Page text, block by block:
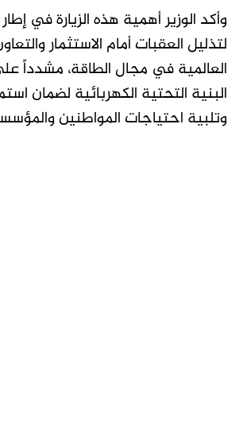
وأكد الوزير أهمية هذه الزيارة في
لتذليل العقبات أمام الاستثمار
العالمية في مجال الطاقة، مشدداً
البنية التحتية الكهربائية لضمان
وتلبية احتياجات المواطنين